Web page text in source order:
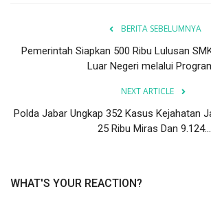
BERITA SEBELUMNYA
Pemerintah Siapkan 500 Ribu Lulusan
Luar Negeri melalui
NEXT ARTICLE
Polda Jabar Ungkap 352 Kasus Kejahatan
25 Ribu Miras Dan 9.124...
WHAT'S YOUR REACTION?